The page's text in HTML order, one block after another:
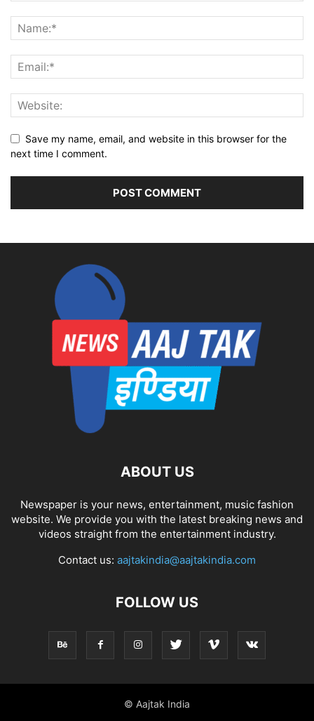
Save my name, email, and website in this browser for the
next time I comment.
ABOUT US
Newspaper is your news, entertainment, music fashion
website. We provide you with the latest breaking news and
videos straight from the entertainment industry.
Contact us: aajtakindia@aajtakindia.com
FOLLOW US
© Aajtak India